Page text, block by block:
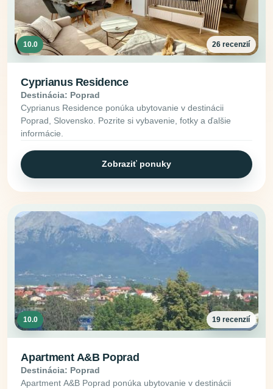
10.0 26 recenzií
Cyprianus Residence
Destinácia: Poprad
Cyprianus Residence ponúka ubytovanie v destinácii
Poprad, Slovensko. Pozrite si vybavenie, fotky a ďalšie
informácie.
Zobraziť ponuky
10.0 19 recenzií
Apartment A&B Poprad
Destinácia: Poprad
Apartment A&B Poprad ponúka ubytovanie v destinácii